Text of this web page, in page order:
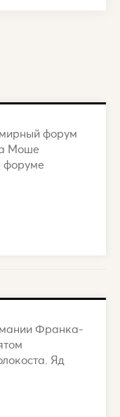
форум
Моше
форуме
Франка-
Яд